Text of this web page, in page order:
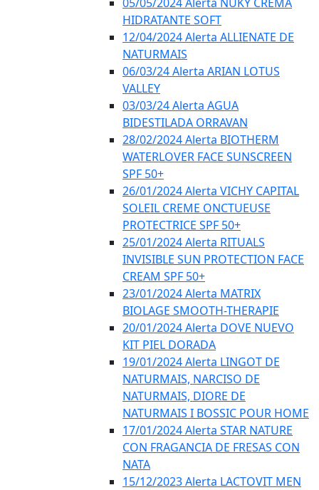
HIDRATANTE SOFT
12/04/2024 Alerta ALLIENATE DE
NATURMAIS
06/03/24 Alerta ARIAN LOTUS
VALLEY
03/03/24 Alerta AGUA
BIDESTILADA ORRAVAN
28/02/2024 Alerta BIOTHERM
WATERLOVER FACE SUNSCREEN
SPF 50+
26/01/2024 Alerta VICHY CAPITAL
SOLEIL CREME ONCTUEUSE
PROTECTRICE SPF 50+
25/01/2024 Alerta RITUALS
INVISIBLE SUN PROTECTION FACE
CREAM SPF 50+
23/01/2024 Alerta MATRIX
BIOLAGE SMOOTH-THERAPIE
20/01/2024 Alerta DOVE NUEVO
KIT PIEL DORADA
19/01/2024 Alerta LINGOT DE
NATURMAIS, NARCISO DE
NATURMAIS, DIORE DE
NATURMAIS I BOSSIC POUR HOME
17/01/2024 Alerta STAR NATURE
CON FRAGANCIA DE FRESAS CON
NATA
15/12/2023 Alerta LACTOVIT MEN